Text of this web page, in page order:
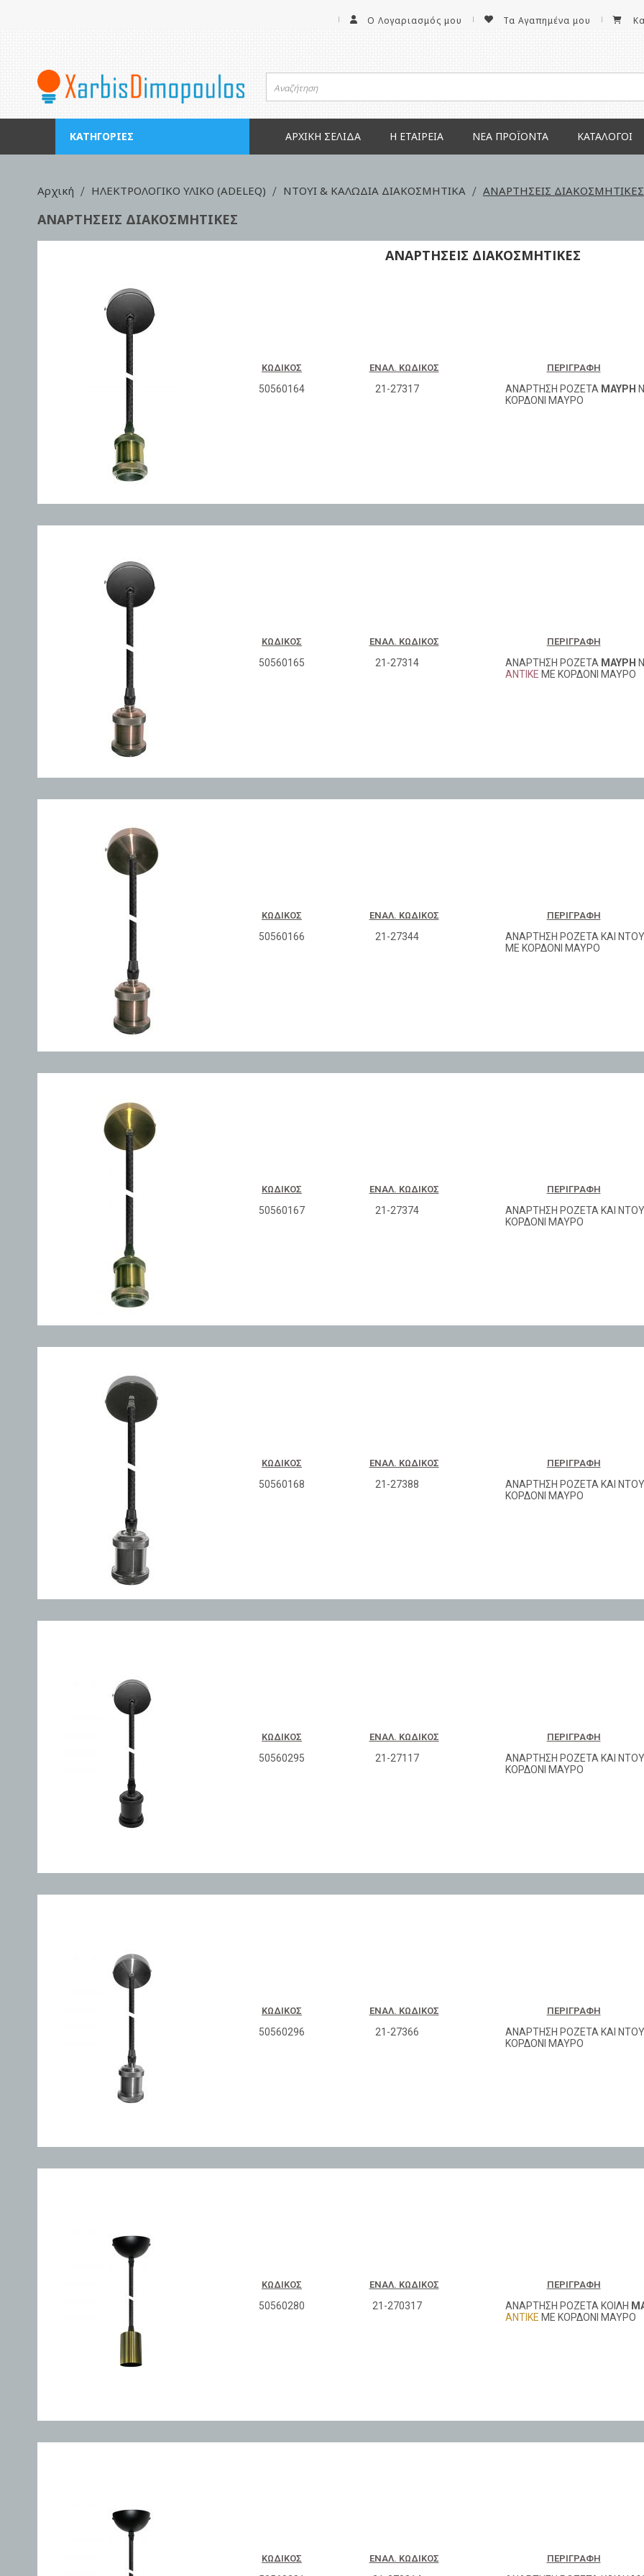
Ο Λογαριασμός μου Τα Αγαπημένα μου
ΚΑΤΗΓΟΡΊΕΣ ΑΡΧΙΚΉ ΣΕΛΊΔΑ Η ΕΤΑΙΡΕΊΑ ΝΕΑ ΠΡΟΪΌΝΤΑ ΚΑΤΆΛΟΓΟΙ
Αρχική ΗΛΕΚΤΡΟΛΟΓΙΚΟ ΥΛΙΚΟ (ADELEQ) ΝΤΟΥΙ & ΚΑΛΩΔΙΑ ΔΙΑΚΟΣΜΗΤΙΚΑ ΑΝΑΡΤΗΣΕΙΣ ΔΙΑΚΟΣΜΗΤΙΚΕΣ
ΑΝΑΡΤΗΣΕΙΣ ΔΙΑΚΟΣΜΗΤΙΚΕΣ
ΑΝΑΡΤΗΣΕΙΣ ΔΙΑΚΟΣΜΗΤΙΚΕΣ
ΚΩΔΙΚΌΣ ΕΝΑΛ. ΚΩΔΙΚΌΣ ΠΕΡΙΓΡΑΦΉ
50560164 21-27317 ΑΝΑΡΤΗΣΗ ΡΟΖΕΤΑ ΜΑΥΡΗ
ΚΟΡΔΟΝΙ ΜΑΥΡΟ
ΚΩΔΙΚΌΣ ΕΝΑΛ. ΚΩΔΙΚΌΣ ΠΕΡΙΓΡΑΦΉ
50560165 21-27314 ΑΝΑΡΤΗΣΗ ΡΟΖΕΤΑ ΜΑΥΡΗ
ΑΝΤΙΚΕ ΜΕ ΚΟΡΔΟΝΙ ΜΑΥΡΟ
ΚΩΔΙΚΌΣ ΕΝΑΛ. ΚΩΔΙΚΌΣ ΠΕΡΙΓΡΑΦΉ
50560166 21-27344 ΑΝΑΡΤΗΣΗ ΡΟΖΕΤΑ ΚΑΙ
ΜΕ ΚΟΡΔΟΝΙ ΜΑΥΡΟ
ΚΩΔΙΚΌΣ ΕΝΑΛ. ΚΩΔΙΚΌΣ ΠΕΡΙΓΡΑΦΉ
50560167 21-27374 ΑΝΑΡΤΗΣΗ ΡΟΖΕΤΑ ΚΑΙ
ΚΟΡΔΟΝΙ ΜΑΥΡΟ
ΚΩΔΙΚΌΣ ΕΝΑΛ. ΚΩΔΙΚΌΣ ΠΕΡΙΓΡΑΦΉ
50560168 21-27388 ΑΝΑΡΤΗΣΗ ΡΟΖΕΤΑ ΚΑΙ
ΚΟΡΔΟΝΙ ΜΑΥΡΟ
ΚΩΔΙΚΌΣ ΕΝΑΛ. ΚΩΔΙΚΌΣ ΠΕΡΙΓΡΑΦΉ
50560295 21-27117 ΑΝΑΡΤΗΣΗ ΡΟΖΕΤΑ ΚΑΙ
ΚΟΡΔΟΝΙ ΜΑΥΡΟ
ΚΩΔΙΚΌΣ ΕΝΑΛ. ΚΩΔΙΚΌΣ ΠΕΡΙΓΡΑΦΉ
50560296 21-27366 ΑΝΑΡΤΗΣΗ ΡΟΖΕΤΑ ΚΑΙ
ΚΟΡΔΟΝΙ ΜΑΥΡΟ
ΚΩΔΙΚΌΣ ΕΝΑΛ. ΚΩΔΙΚΌΣ ΠΕΡΙΓΡΑΦΉ
50560280 21-270317 ΑΝΑΡΤΗΣΗ ΡΟΖΕΤΑ ΚΟΙΛΗ
ΑΝΤΙΚΕ ΜΕ ΚΟΡΔΟΝΙ ΜΑΥΡΟ
ΚΩΔΙΚΌΣ ΕΝΑΛ. ΚΩΔΙΚΌΣ ΠΕΡΙΓΡΑΦΉ